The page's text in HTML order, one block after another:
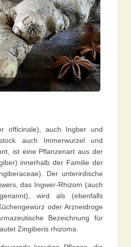
officinale), auch Ingber und
auch Immerwurzel und
ist eine Pflanzenart aus der
innerhalb der Familie der
Der unterirdische
das Ingwer-Rhizom (auch
wird als (ebenfalls
oder Arzneidroge
Bezeichnung für
Zingiberis rhizoma.